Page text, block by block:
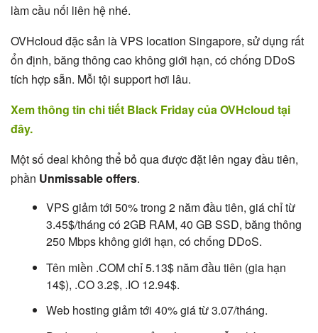
làm cầu nối liên hệ nhé.
OVHcloud đặc sản là VPS location Singapore, sử dụng rất
ổn định, băng thông cao không giới hạn, có chống DDoS
tích hợp sẵn. Mỗi tội support hơi lâu.
Xem thông tin chi tiết Black Friday của OVHcloud tại
đây.
Một số deal không thể bỏ qua được đặt lên ngay đầu tiên,
phần Unmissable offers.
VPS giảm tới 50% trong 2 năm đầu tiên, giá chỉ từ
3.45$/tháng có 2GB RAM, 40 GB SSD, băng thông
250 Mbps không giới hạn, có chống DDoS.
Tên miền .COM chỉ 5.13$ năm đầu tiên (gia hạn
14$), .CO 3.2$, .IO 12.94$.
Web hosting giảm tới 40% giá từ 3.07/tháng.